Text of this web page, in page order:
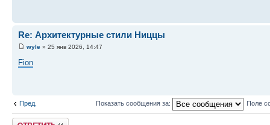
Re: Архитектурные стили Ниццы
wyle » 25 янв 2026, 14:47
Fion
Пред. Показать сообщения за: Поле
Ответить